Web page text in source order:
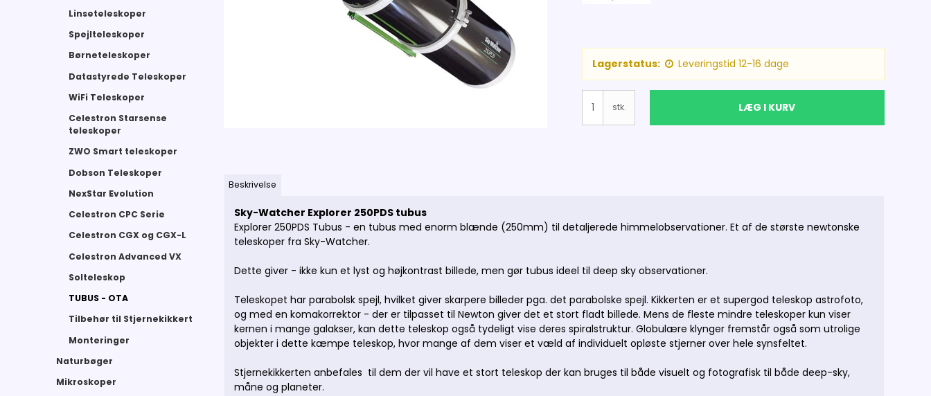
Linseteleskoper
Spejlteleskoper
Børneteleskoper
Datastyrede Teleskoper
WiFi Teleskoper
Celestron Starsense
teleskoper
ZWO Smart teleskoper
Dobson Teleskoper
NexStar Evolution
Celestron CPC Serie
Celestron CGX og CGX-L
Celestron Advanced VX
Solteleskop
TUBUS - OTA
Tilbehør til Stjernekikkert
Monteringer
Naturbøger
Mikroskoper
Lagerstatus: Leveringstid 12-16 dage
stk. LÆG I KURV
Beskrivelse
Sky-Watcher Explorer 250PDS tubus
Explorer 250PDS Tubus - en tubus med enorm blænde (250mm) til detaljerede himmelobservationer. Et af de største newtonske
teleskoper fra Sky-Watcher.
Dette giver - ikke kun et lyst og højkontrast billede, men gør tubus ideel til deep sky observationer.
Teleskopet har parabolsk spejl, hvilket giver skarpere billeder pga. det parabolske spejl. Kikkerten er et supergod teleskop astrofoto,
og med en komakorrektor - der er tilpasset til Newton giver det et stort fladt billede. Mens de fleste mindre teleskoper kun viser
kernen i mange galakser, kan dette teleskop også tydeligt vise deres spiralstruktur. Globulære klynger fremstår også som utrolige
objekter i dette kæmpe teleskop, hvor mange af dem viser et væld af individuelt opløste stjerner over hele synsfeltet.
Stjernekikkerten anbefales til dem der vil have et stort teleskop der kan bruges til både visuelt og fotografisk til både deep-sky,
måne og planeter.